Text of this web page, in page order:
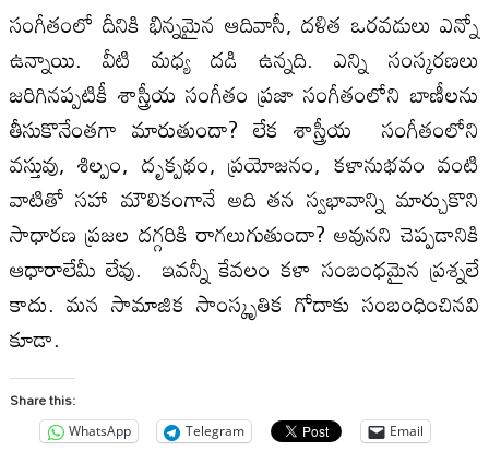
సంగీతంలో దీనికి భిన్నమైన ఆదివాసీ, దళిత ఒరవడులు ఎన్నో
ఉన్నాయి. వీటి మధ్య దడి ఉన్నది. ఎన్ని సంస్కరణలు
జరిగినప్పటికీ శాస్త్రీయ సంగీతం ప్రజా సంగీతంలోని బాణీలను
తీసుకొనేంతగా మారుతుందా? లేక శాస్త్రీయ సంగీతంలోని
వస్తువు, శిల్పం, దృక్పథం, ప్రయోజనం, కళానుభవం వంటి
వాటితో సహా మౌలికంగానే అది తన స్వభావాన్ని మార్చుకొని
సాధారణ ప్రజల దగ్గరికి రాగలుగుతుందా? అవునని చెప్పడానికి
ఆధారాలేమీ లేవు. ఇవన్నీ కేవలం కళా సంబంధమైన ప్రశ్నలే
కాదు. మన సామాజిక సాంస్కృతిక గోదాకు సంబంధించినవి
కూడా.
Share this:
WhatsApp Telegram
Email